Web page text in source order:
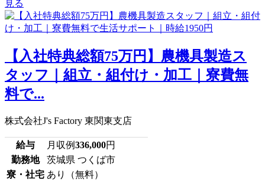
見る
【入社特典総額75万円】農機具製造ス
タッフ｜組立・組付け・加工｜寮費無
料で...
株式会社J's Factory 東関東支店
給与 月収例336,000円
勤務地
茨城県 つくば市
寮・社宅 あり（無料）